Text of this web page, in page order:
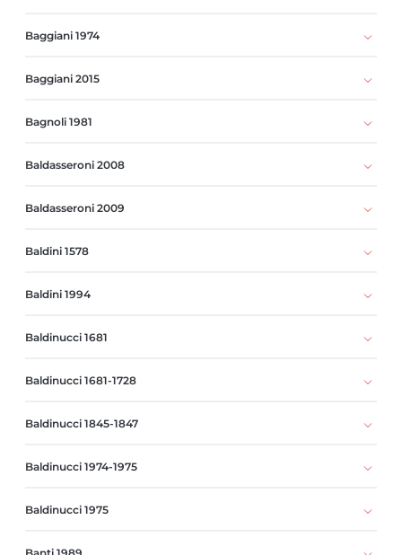
Baggiani 1974
Baggiani 2015
Bagnoli 1981
Baldasseroni 2008
Baldasseroni 2009
Baldini 1578
Baldini 1994
Baldinucci 1681
Baldinucci 1681-1728
Baldinucci 1845-1847
Baldinucci 1974-1975
Baldinucci 1975